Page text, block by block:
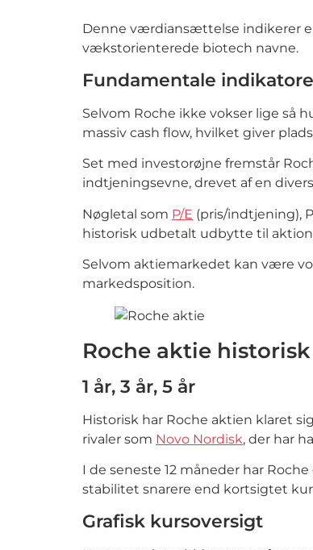
Denne værdiansættelse indikerer
vækstorienterede biotech navne.
Fundamentale
Selvom Roche ikke vokser lige så
massiv cash flow, hvilket giver
Set med investorøjne fremstår
indtjeningsevne, drevet af en
Nøgletal som P/E (pris/indtjening),
historisk udbetalt udbytte til
Selvom aktiemarkedet kan være
markedsposition.
Roche aktie
1 år, 3 år, 5 år
Historisk har Roche aktien klaret
rivaler som Novo Nordisk, der har
I de seneste 12 måneder har
stabilitet snarere end kortsigtet
Grafisk kursoversigt